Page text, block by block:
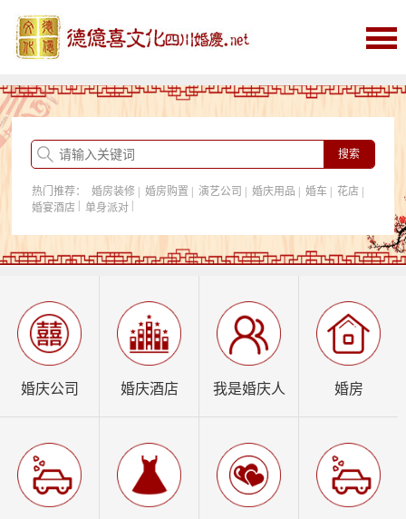
首页
婚庆
婚庆酒店
婚房购置
我是婚庆人
热门推荐： 婚房装修| 婚房购置 演艺公司 婚庆用品 婚车| 花店|
婚宴酒店| 单身派对|
婚庆公司 婚庆酒店 我是婚庆人 婚房